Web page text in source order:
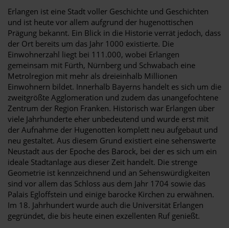
Erlangen ist eine Stadt voller Geschichte und Geschichten
und ist heute vor allem aufgrund der hugenottischen
Prägung bekannt. Ein Blick in die Historie verrät jedoch, dass
der Ort bereits um das Jahr 1000 existierte. Die
Einwohnerzahl liegt bei 111.000, wobei Erlangen
gemeinsam mit Fürth, Nürnberg und Schwabach eine
Metrolregion mit mehr als dreieinhalb Millionen
Einwohnern bildet. Innerhalb Bayerns handelt es sich um die
zweitgrößte Agglomeration und zudem das unangefochtene
Zentrum der Region Franken. Historisch war Erlangen über
viele Jahrhunderte eher unbedeutend und wurde erst mit
der Aufnahme der Hugenotten komplett neu aufgebaut und
neu gestaltet. Aus diesem Grund existiert eine sehenswerte
Neustadt aus der Epoche des Barock, bei der es sich um ein
ideale Stadtanlage aus dieser Zeit handelt. Die strenge
Geometrie ist kennzeichnend und an Sehenswürdigkeiten
sind vor allem das Schloss aus dem Jahr 1704 sowie das
Palais Egloffstein und einige barocke Kirchen zu erwähnen.
Im 18. Jahrhundert wurde auch die Universität Erlangen
gegründet, die bis heute einen exzellenten Ruf genießt.